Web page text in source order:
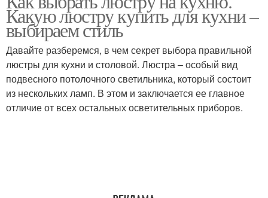
Какую люстру купить для кухни –
выбираем стиль
Давайте разберемся, в чем секрет выбора правильной
люстры для кухни и столовой. Люстра – особый вид
подвесного потолочного светильника, который состоит
из нескольких ламп. В этом и заключается ее главное
отличие от всех остальных осветительных приборов.